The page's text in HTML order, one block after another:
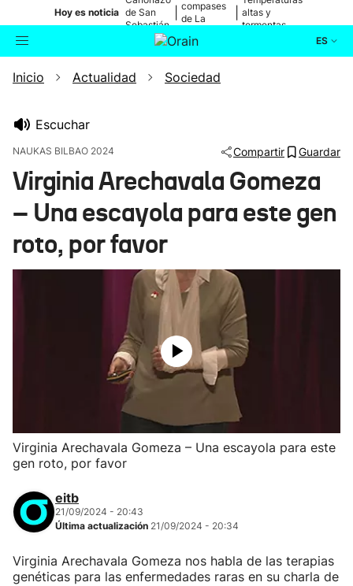
Hoy es noticia de San
Sebastián
compases
de La
altas y
tormentas
ES
Buscador Actualidad
Ikusmiran
Eguraldia
Inicio Actualidad Sociedad
Escuchar
NAUKAS BILBAO 2024 Compartir Guardar
Virginia Arechavala Gomeza
– Una escayola para este gen
roto, por favor
Virginia Arechavala Gomeza – Una escayola para este
gen roto, por favor
eitb
21/09/2024 - 20:43
Última actualización 21/09/2024 - 20:34
Virginia Arechavala Gomeza nos habla de las terapias
genéticas para las enfermedades raras en su charla de